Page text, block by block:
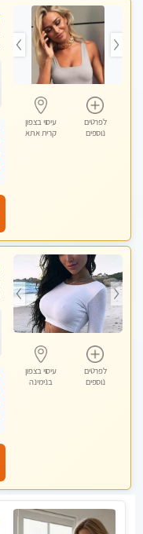
לפרטים
נוספים
עיסוי בצפון
קרית אתא
לפרטים
נוספים
עיסוי בצפון
בנימינה